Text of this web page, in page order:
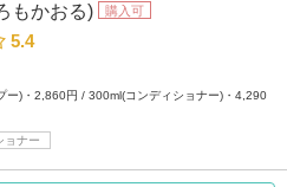
もかおる)
購入可
5.4
ー)・2,860円 / 300ml(コンディショナー)・4,290
ョナー